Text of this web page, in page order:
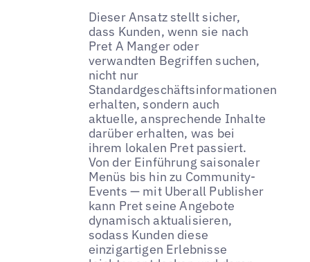
Dieser Ansatz stellt sicher,
dass Kunden, wenn sie nach
Pret A Manger oder
verwandten Begriffen suchen,
nicht nur
Standardgeschäftsinformationen
erhalten, sondern auch
aktuelle, ansprechende Inhalte
darüber erhalten, was bei
ihrem lokalen Pret passiert.
Von der Einführung saisonaler
Menüs bis hin zu Community-
Events — mit Uberall Publisher
kann Pret seine Angebote
dynamisch aktualisieren,
sodass Kunden diese
einzigartigen Erlebnisse